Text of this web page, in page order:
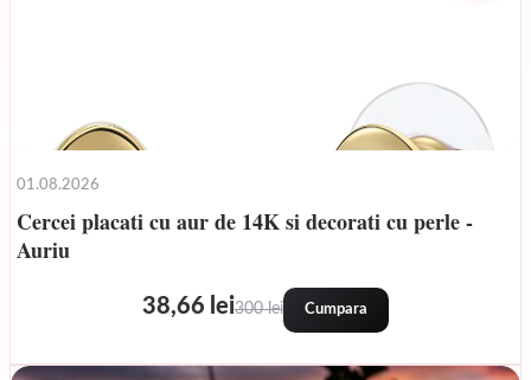
01.08.2026
Cercei placati cu aur de 14K si decorati cu perle -
Auriu
38,66 lei300 lei Cumpara